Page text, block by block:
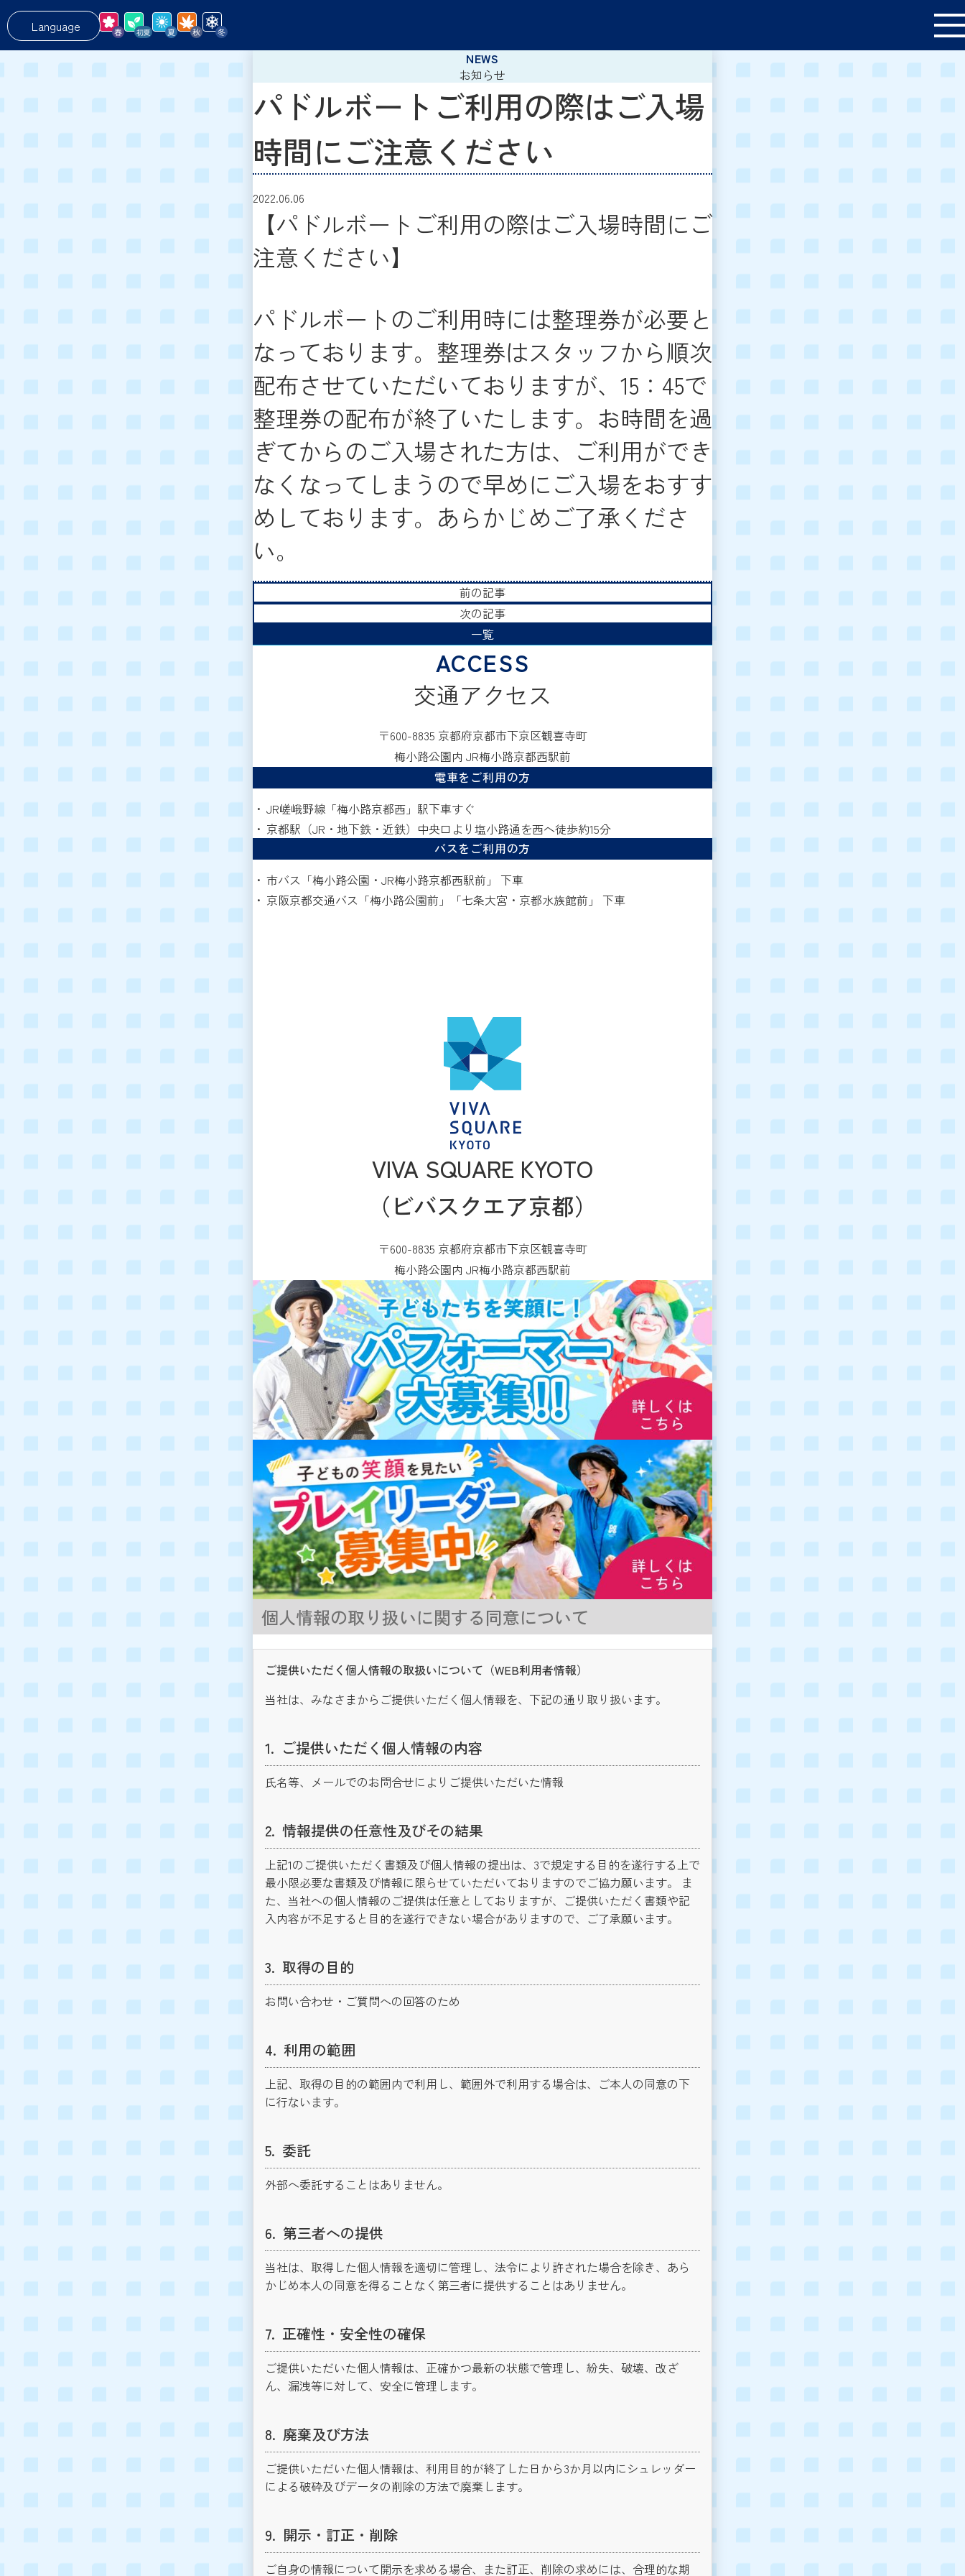
Language
お知らせ
パドルボートご利用の際はご入場
時間にご注意ください
2022.06.06
【パドルボートご利用の際はご入場時間にご
注意ください】
パドルボートのご利用時には整理券が必要と
なっております。整理券はスタッフから順次
配布させていただいておりますが、15：45で
整理券の配布が終了いたします。お時間を過
ぎてからのご入場された方は、ご利用ができ
なくなってしまうので早めにご入場をおすす
めしております。あらかじめご了承くださ
い。
前の記事
次の記事
一覧
交通アクセス
〒600-8835 京都府京都市下京区観喜寺町
梅小路公園内 JR梅小路京都西駅前
電車をご利用の方
JR嵯峨野線「梅小路京都西」駅下車すぐ
京都駅（JR・地下鉄・近鉄）中央口より塩小路通を西へ徒歩約15分
バスをご利用の方
市バス「梅小路公園・JR梅小路京都西駅前」 下車
京阪京都交通バス「梅小路公園前」「七条大宮・京都水族館前」 下車
VIVA SQUARE KYOTO
（ビバスクエア京都）
〒600-8835 京都府京都市下京区観喜寺町
梅小路公園内 JR梅小路京都西駅前
個人情報の取り扱いに関する同意について
ご提供いただく個人情報の取扱いについて（WEB利用者情報）
当社は、みなさまからご提供いただく個人情報を、下記の通り取り扱います。
ご提供いただく個人情報の内容
氏名等、メールでのお問合せによりご提供いただいた情報
情報提供の任意性及びその結果
上記1のご提供いただく書類及び個人情報の提出は、3で規定する目的を遂行する上で
最小限必要な書類及び情報に限らせていただいておりますのでご協力願います。 ま
た、当社への個人情報のご提供は任意としておりますが、ご提供いただく書類や記
入内容が不足すると目的を遂行できない場合がありますので、ご了承願います。
取得の目的
お問い合わせ・ご質問への回答のため
利用の範囲
上記、取得の目的の範囲内で利用し、範囲外で利用する場合は、ご本人の同意の下
に行ないます。
委託
外部へ委託することはありません。
第三者への提供
当社は、取得した個人情報を適切に管理し、法令により許された場合を除き、あら
かじめ本人の同意を得ることなく第三者に提供することはありません。
正確性・安全性の確保
ご提供いただいた個人情報は、正確かつ最新の状態で管理し、紛失、破壊、改ざ
ん、漏洩等に対して、安全に管理します。
廃棄及び方法
ご提供いただいた個人情報は、利用目的が終了した日から3か月以内にシュレッダー
による破砕及びデータの削除の方法で廃棄します。
開示・訂正・削除
ご自身の情報について開示を求める場合、また訂正、削除の求めには、合理的な期